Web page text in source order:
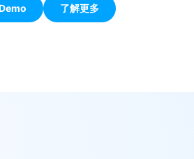
了解更多